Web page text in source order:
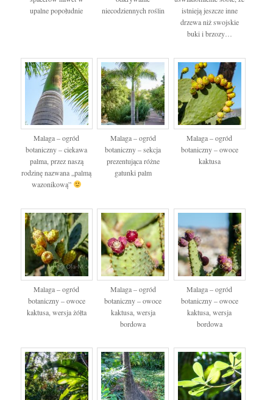
upalne popołudnie
niecodziennych roślin
istnieją jeszcze inne
drzewa niż swojskie
buki i brzozy…
Malaga – ogród
botaniczny – ciekawa
palma, przez naszą
rodzinę nazwana „palmą
wazonikową”
Malaga – ogród
botaniczny – sekcja
prezentująca różne
gatunki palm
Malaga – ogród
botaniczny – owoce
kaktusa
Malaga – ogród
botaniczny – owoce
kaktusa, wersja żółta
Malaga – ogród
botaniczny – owoce
kaktusa, wersja
bordowa
Malaga – ogród
botaniczny – owoce
kaktusa, wersja
bordowa